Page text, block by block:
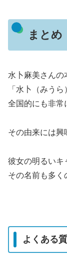
まとめ
水卜麻美さんの
「水卜（みうら
全国的にも非常
その由来には興
彼女の明るいキ
その名前も多く
よくある